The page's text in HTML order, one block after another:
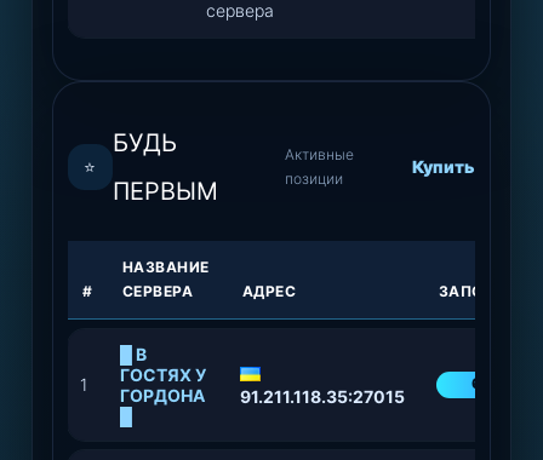
сервера
⭐
БУДЬ
ПЕРВЫМ
Активные
позиции
Купить
#
НАЗВАНИЕ
СЕРВЕРА
АДРЕС
1
█ В
ГОСТЯХ У
ГОРДОНА
91.211.118.35:27015
69%